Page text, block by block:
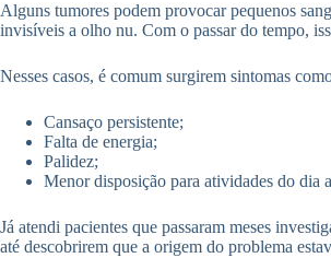
Alguns tumores podem provocar pequenos
invisíveis a olho nu. Com o passar do tempo,
Nesses casos, é comum surgirem sintomas
Cansaço persistente;
Falta de energia;
Palidez;
Menor disposição para atividades do dia
Já atendi pacientes que passaram meses
até descobrirem que a origem do problema